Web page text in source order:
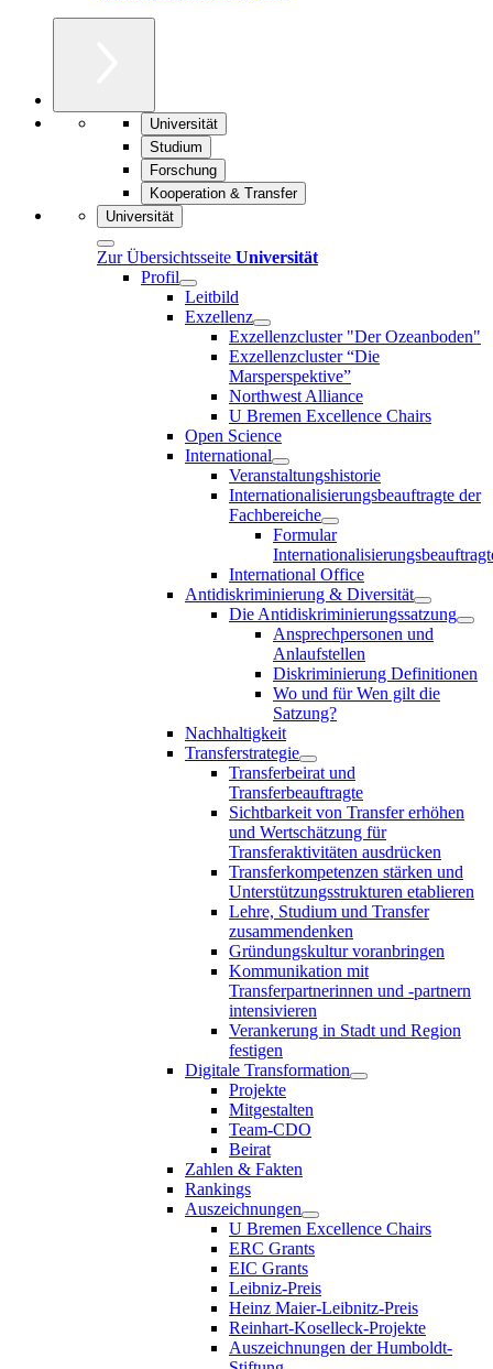
Universität
Studium
Forschung
Kooperation & Transfer
Universität
Zur Übersichtsseite Universität
Profil
Leitbild
Exzellenz
Exzellenzcluster "Der Ozeanboden"
Exzellenzcluster “Die
Marsperspektive”
Northwest Alliance
U Bremen Excellence Chairs
Open Science
International
Veranstaltungshistorie
Internationalisierungsbeauftragte der
Fachbereiche
Formular
International Office
Antidiskriminierung & Diversität
Die Antidiskriminierungssatzung
Ansprechpersonen und
Anlaufstellen
Diskriminierung Definitionen
Wo und für Wen gilt die
Satzung?
Nachhaltigkeit
Transferstrategie
Transferbeirat und
Transferbeauftragte
Sichtbarkeit von Transfer erhöhen
und Wertschätzung für
Transferaktivitäten ausdrücken
Transferkompetenzen stärken und
Unterstützungsstrukturen etablieren
Lehre, Studium und Transfer
zusammendenken
Gründungskultur voranbringen
Kommunikation mit
Transferpartnerinnen und -partnern
intensivieren
Verankerung in Stadt und Region
festigen
Digitale Transformation
Projekte
Mitgestalten
Team-CDO
Beirat
Zahlen & Fakten
Rankings
Auszeichnungen
U Bremen Excellence Chairs
ERC Grants
EIC Grants
Leibniz-Preis
Heinz Maier-Leibnitz-Preis
Reinhart-Koselleck-Projekte
Auszeichnungen der Humboldt-